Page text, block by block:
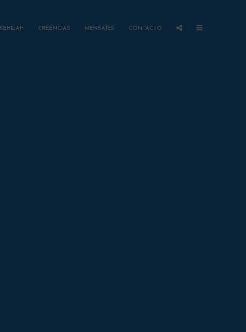
KEHILAH CREENCIAS MENSAJES CONTACTO